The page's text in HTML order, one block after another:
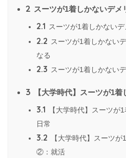
2 スーツが1着しかないデメ
2.1 スーツが1着しかない
2.2 スーツが1着しかない
なる
2.3 スーツが1着しかない
3 【大学時代】スーツが1
3.1
【大学時代】スーツが
日常
3.2
【大学時代】スーツが
②：就活